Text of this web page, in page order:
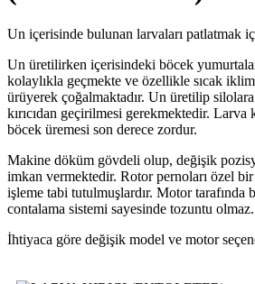
Un içerisinde bulunan larvaları patlatmak
Un üretilirken içerisindeki böcek
kolaylıkla geçmekte ve özellikle sıcak
ürüyerek çoğalmaktadır. Un üretilip
kırıcıdan geçirilmesi gerekmektedir. Larva
böcek üremesi son derece zordur.
Makine döküm gövdeli olup, değişik
imkan vermektedir. Rotor pernoları özel
işleme tabi tutulmuşlardır. Motor tarafında
contalama sistemi sayesinde tozuntu olmaz.
İhtiyaca göre değişik model ve motor